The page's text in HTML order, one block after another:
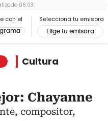
con el Selecciona tu emisora
Elige tu emisora
06:03
Cultura
Chayanne
compositor,